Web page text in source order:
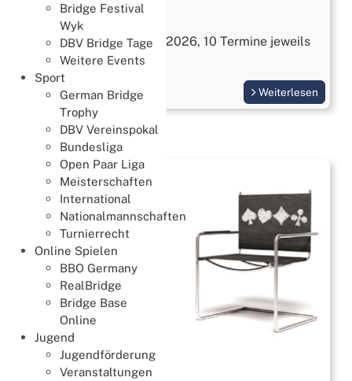
Bridge Festival
Wyk
DBV Bridge Tage
Weitere Events
Sport
German Bridge
Trophy
DBV Vereinspokal
Bundesliga
Open Paar Liga
Meisterschaften
International
Nationalmannschaften
Turnierrecht
Online Spielen
BBO Germany
RealBridge
Bridge Base
Online
Jugend
Jugendförderung
Veranstaltungen
Bridge kennenlernen
Start am 3. September 2026, 10 Termine jeweils
Donnerstags
Weiterlesen